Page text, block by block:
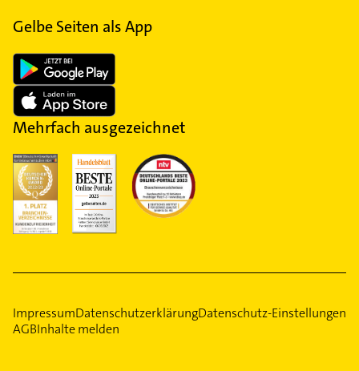
Gelbe Seiten als App
Mehrfach ausgezeichnet
ImpressumDatenschutzerklärungDatenschutz-Einstellungen
AGBInhalte melden